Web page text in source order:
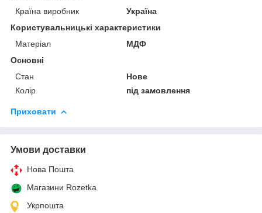
Країна виробник
Україна
Користувальницькі характеристики
Матеріал
МДФ
Основні
Стан
Нове
Колір
під замовлення
Приховати
Умови доставки
Нова Пошта
Магазини Rozetka
Укрпошта